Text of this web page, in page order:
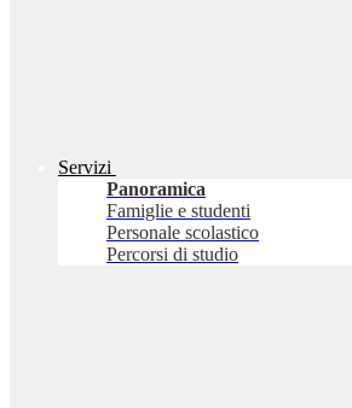
Servizi
Panoramica
Famiglie e studenti
Personale scolastico
Percorsi di studio